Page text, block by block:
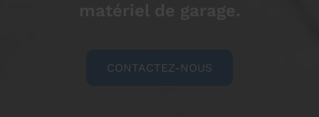
CONTACTEZ-NOUS